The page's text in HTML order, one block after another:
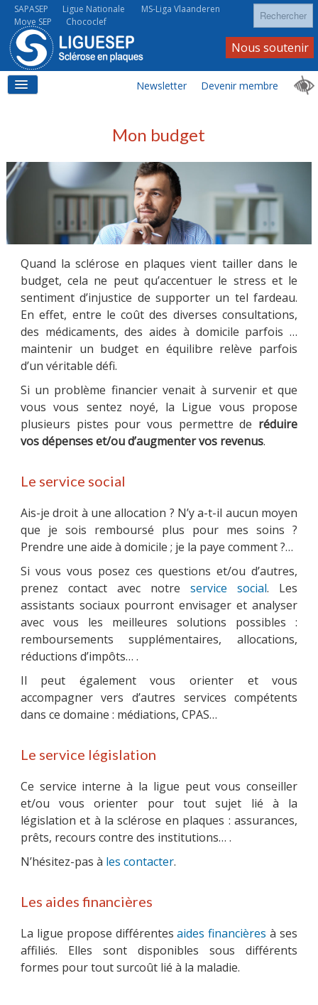
Ligue Nationale MS-Liga Vlaanderen
SAPASEP
Move SEP
Chococlef
Rechercher
LA SEP
LA SEP AU QUOTIDIEN
À VOS CÔTÉS
LA LIGUE
CONTACTS
Newsletter
Nous soutenir
Devenir membre
Mon budget
Quand la sclérose en plaques vient tailler dans le
budget, cela ne peut qu’accentuer le stress et le
sentiment d’injustice de supporter un tel fardeau.
En effet, entre le coût des diverses consultations,
des médicaments, des aides à domicile parfois …
maintenir un budget en équilibre relève parfois
d’un véritable défi.
Si un problème financier venait à survenir et que
vous vous sentez noyé, la Ligue vous propose
plusieurs pistes pour vous permettre de réduire
vos dépenses et/ou d’augmenter vos revenus.
Le service social
Ais-je droit à une allocation ? N’y a-t-il aucun moyen
que je sois remboursé plus pour mes soins ?
Prendre une aide à domicile ; je la paye comment ?…
Si vous vous posez ces questions et/ou d’autres,
prenez contact avec notreservice social. Les
assistants sociaux pourront envisager et analyser
avec vous les meilleures solutions possibles :
remboursements supplémentaires, allocations,
réductions d’impôts… .
Il peut également vous orienter et vous
accompagner vers d’autres services compétents
dans ce domaine : médiations, CPAS…
Le service législation
Ce service interne à la ligue peut vous conseiller
et/ou vous orienter pour tout sujet lié à la
législation et à la sclérose en plaques : assurances,
prêts, recours contre des institutions… .
N’hésitez-pas à les contacter.
Les aides financières
La ligue propose différentesaides financières à ses
affiliés. Elles sont disponibles sous différents
formes pour tout surcoût lié à la maladie.